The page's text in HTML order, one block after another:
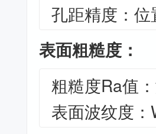
孔距精度：
表面粗糙度：
粗糙度Ra值
表面波纹度：